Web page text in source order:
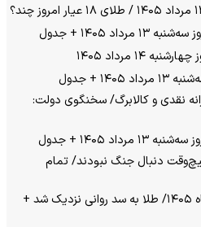
۱۴۰۵ + جدول
مرداد ۱۴۰۵
+ جدول
نقدی و کالابرگ/ سخنگوی دولت:
۱۴۰۵ + جدول
دنبال جنگ نبودند/ تمام
قیمت طلا امروز ۱۵ مردادماه ۱۴۰۵/ طلا به سد روانی نزدیک شد +